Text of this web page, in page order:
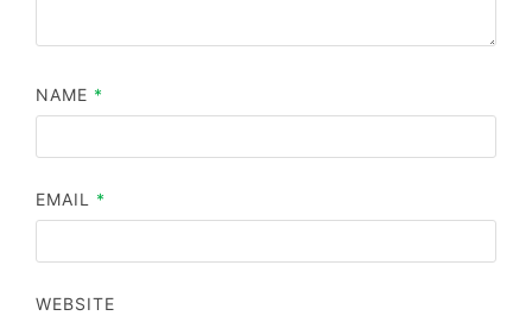
NAME *
EMAIL *
WEBSITE